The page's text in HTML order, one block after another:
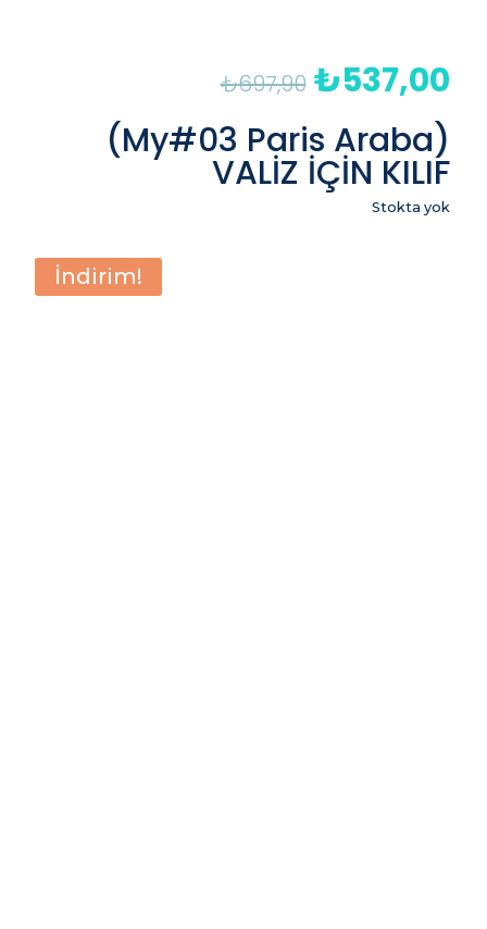
₺697,90 Orijinal
fiyat:
₺697,90.
₺537,00Şu
(My#03 Paris Araba)
VALİZ İÇİN KILIF
Stokta yok
İndirim!